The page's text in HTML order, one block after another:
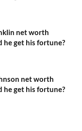
net worth
he get his fortune?
net worth
he get his fortune?